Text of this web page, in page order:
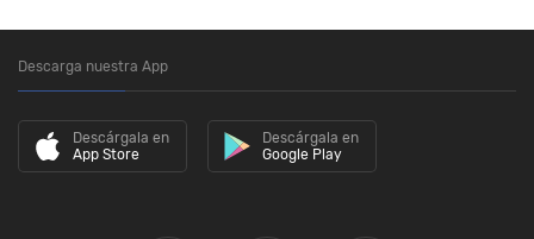
Descarga nuestra App
Descárgala en
App Store
Descárgala en
Google Play